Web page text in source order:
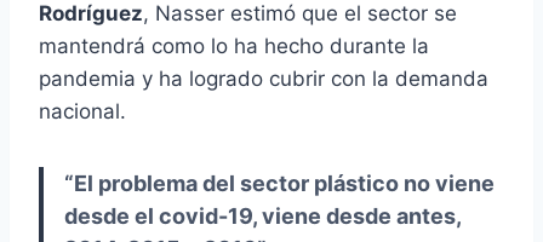
Rodríguez, Nasser estimó que el sector se
mantendrá como lo ha hecho durante la
pandemia y ha logrado cubrir con la demanda
nacional.
“El problema del sector plástico no viene
desde el covid-19, viene desde antes,